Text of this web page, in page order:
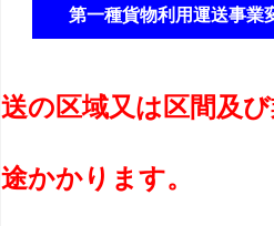
第一種貨物利用運送事業
送の区域又は区間及
途かかります。